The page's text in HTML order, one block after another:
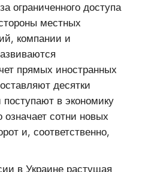
ограниченного доступа
местных
компании и
прямых иностранных
десятки
в экономику
сотни новых
и, соответственно,
в Украине растущая